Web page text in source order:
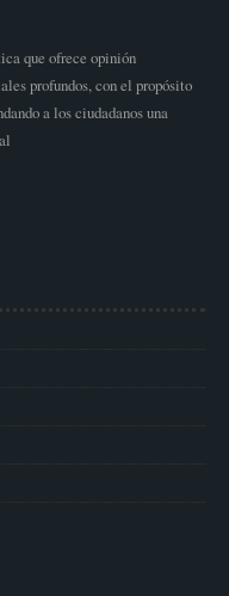
que ofrece opinión
profundos, con el propósito
a los ciudadanos una